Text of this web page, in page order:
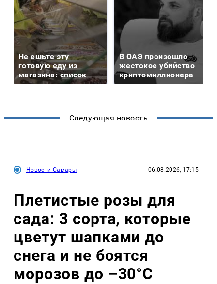
Не ешьте эту
готовую еду из
магазина: список
В ОАЭ произошло
жестокое убийство
криптомиллионера
Следующая новость
Новости Самары 06.08.2026, 17:15
Плетистые розы для
сада: 3 сорта, которые
цветут шапками до
снега и не боятся
морозов до –30°C